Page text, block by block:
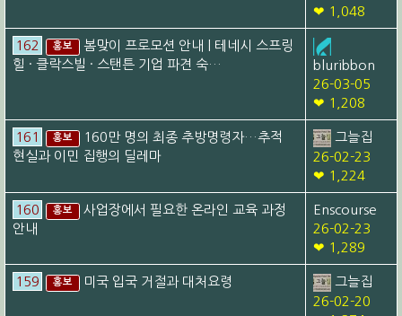
❤ 1,048
162 홍보
봄맞이 프로모션 안내 | 테네시 스프링
힐 · 클락스빌 · 스탠튼 기업 파견 숙…
bluribbon
26-03-05
❤ 1,208
161 홍보
160만 명의 최종 추방명령자…추적
현실과 이민 집행의 딜레마
그늘집
26-02-23
❤ 1,224
160 홍보
사업장에서 필요한 온라인 교육 과정
안내
Enscourse
26-02-23
❤ 1,289
159 홍보 미국 입국 거절과 대처요령
그늘집
26-02-20